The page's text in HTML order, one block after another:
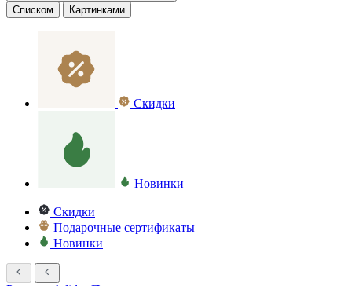
Списком
Картинками
Скидки
Новинки
Скидки
Подарочные сертификаты
Новинки